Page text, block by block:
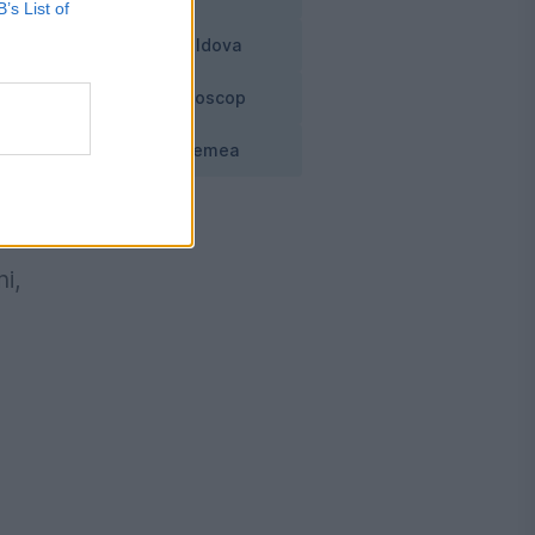
List of
Moldova
Horoscop
Vremea